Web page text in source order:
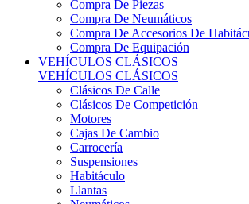
Compra De Piezas
Compra De Neumáticos
Compra De Accesorios De
Compra De Equipación
VEHÍCULOS CLÁSICOS
VEHÍCULOS CLÁSICOS
Clásicos De Calle
Clásicos De Competición
Motores
Cajas De Cambio
Carrocería
Suspensiones
Habitáculo
Llantas